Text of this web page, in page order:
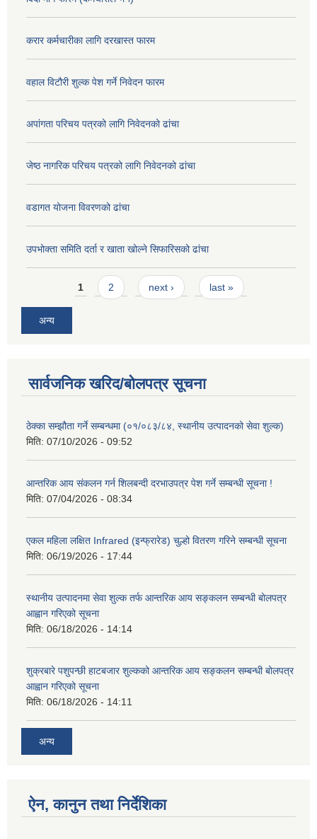
करार कर्मचारीका लागि दरखास्त फारम
वहाल विटौरी शुल्क पेश गर्ने निवेदन फारम
अपांगता परिचय पत्रको लागि निवेदनको ढांचा
जेष्ठ नागरिक परिचय पत्रको लागि निवेदनको ढांचा
वडागत योजना विवरणको ढांचा
उपभोक्ता समिति दर्ता र खाता खोल्ने सिफारिसको ढांचा
Pages1 2 next › last »
अन्य
सार्वजनिक खरिद/बोलपत्र सूचना
ठेक्का सम्झौता गर्ने सम्बन्धमा (०१/०८३/८४, स्थानीय उत्पादनको सेवा शुल्क)
मिति: 07/10/2026 - 09:52
आन्तरिक आय संकलन गर्न शिलबन्दी दरभाउपत्र पेश गर्ने सम्बन्धी सूचना !
मिति: 07/04/2026 - 08:34
एकल महिला लक्षित Infrared (इन्फ्रारेड) चुल्हो वितरण गरिने सम्बन्धी सूचना
मिति: 06/19/2026 - 17:44
स्थानीय उत्पादनमा सेवा शुल्क तर्फ आन्तरिक आय सङ्कलन सम्बन्धी बोलपत्र
आह्वान गरिएको सूचना
मिति: 06/18/2026 - 14:14
शुक्रबारे पशुपन्छी हाटबजार शुल्कको आन्तरिक आय सङ्कलन सम्बन्धी बोलपत्र
आह्वान गरिएको सूचना
मिति: 06/18/2026 - 14:11
अन्य
ऐन, कानुन तथा निर्देशिका